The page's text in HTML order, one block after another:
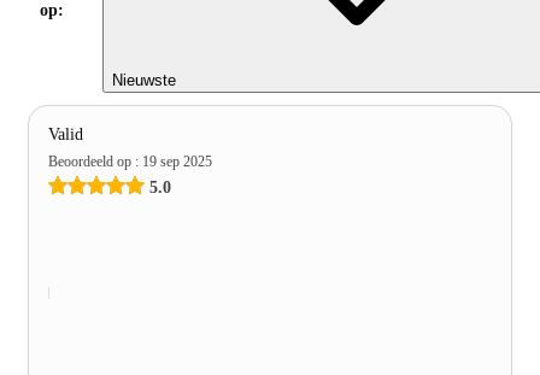
op:
Nieuwste
Valid
Beoordeeld op : 19 sep 2025
5.0